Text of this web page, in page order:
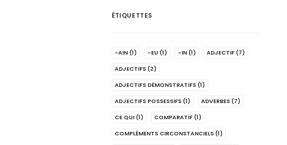
ÉTIQUETTES
-AIN (1) -EU (1) -IN (1) ADJECTIF (7)
ADJECTIFS (2)
ADJECTIFS DÉMONSTRATIFS (1)
ADJECTIFS POSSESSIFS (1) ADVERBES (7)
CE QUI (1) COMPARATIF (1)
COMPLÉMENTS CIRCONSTANCIELS (1)